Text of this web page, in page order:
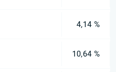
4,14 %
10,64 %